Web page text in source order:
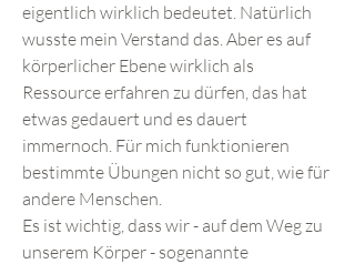
eigentlich wirklich bedeutet. Natürlich
wusste mein Verstand das. Aber es auf
körperlicher Ebene wirklich als
Ressource erfahren zu dürfen, das hat
etwas gedauert und es dauert
immernoch. Für mich funktionieren
bestimmte Übungen nicht so gut, wie für
andere Menschen.
Es ist wichtig, dass wir - auf dem Weg zu
unserem Körper - sogenannte